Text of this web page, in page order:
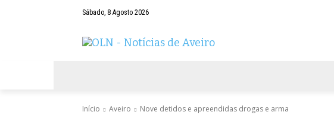
Sábado, 8 Agosto 2026
Início Aveiro Nove detidos e apreendidas drogas e arma